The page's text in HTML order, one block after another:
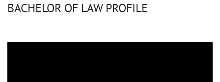
BACHELOR OF LAW PROFILE